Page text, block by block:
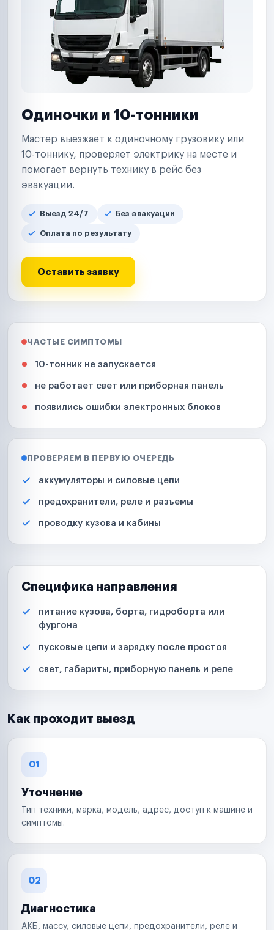
Одиночки и 10-тонники
Мастер выезжает к одиночному грузовику или
10-тоннику, проверяет электрику на месте и
помогает вернуть технику в рейс без
эвакуации.
Выезд 24/7 Без эвакуации
Оплата по результату
Оставить заявку
ЧАСТЫЕ СИМПТОМЫ
10-тонник не запускается
не работает свет или приборная панель
появились ошибки электронных блоков
ПРОВЕРЯЕМ В ПЕРВУЮ ОЧЕРЕДЬ
аккумуляторы и силовые цепи
предохранители, реле и разъемы
проводку кузова и кабины
Специфика направления
питание кузова, борта, гидроборта или
фургона
пусковые цепи и зарядку после простоя
свет, габариты, приборную панель и реле
Как проходит выезд
01
Уточнение
Тип техники, марка, модель, адрес, доступ к машине и
симптомы.
02
Диагностика
АКБ, массу, силовые цепи, предохранители, реле и